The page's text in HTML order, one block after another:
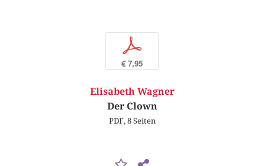
p
€ 7,95
Elisabeth Wagner
Der Clown
PDF, 8 Seiten